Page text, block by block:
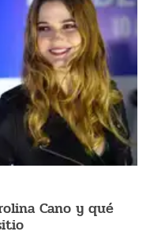
Cano y qué